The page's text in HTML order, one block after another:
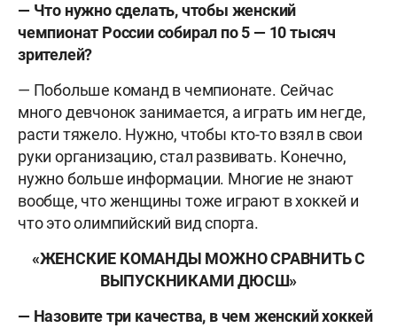
— Что нужно сделать, чтобы женский
чемпионат России собирал по 5 — 10 тысяч
зрителей?
— Побольше команд в чемпионате. Сейчас
много девчонок занимается, а играть им негде,
расти тяжело. Нужно, чтобы кто-то взял в свои
руки организацию, стал развивать. Конечно,
нужно больше информации. Многие не знают
вообще, что женщины тоже играют в хоккей и
что это олимпийский вид спорта.
«ЖЕНСКИЕ КОМАНДЫ МОЖНО СРАВНИТЬ С
ВЫПУСКНИКАМИ ДЮСШ»
— Назовите три качества, в чем женский хоккей